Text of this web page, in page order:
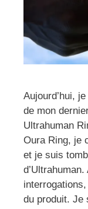
Aujourd’hui,
de mon
Ultrahuman
Oura Ring, je
et je suis
du produit. Je